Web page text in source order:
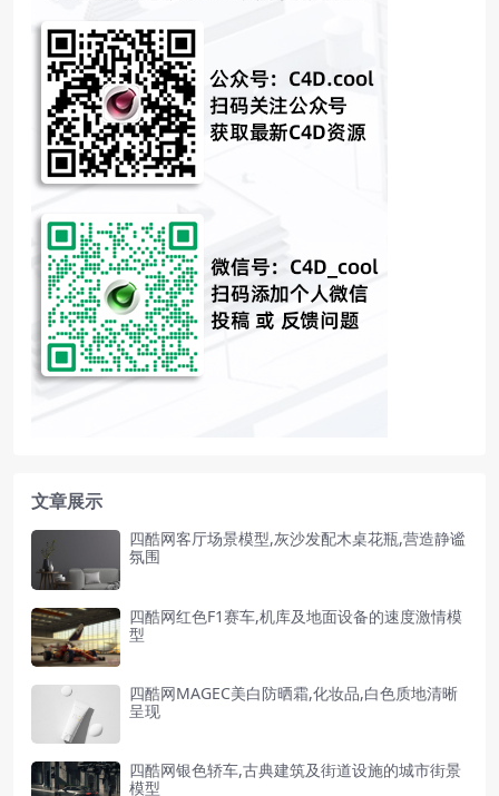
文章展示
四酷网客厅场景模型,灰沙发配木桌花瓶,营造静谧
氛围
四酷网红色F1赛车,机库及地面设备的速度激情模
型
四酷网MAGEC美白防晒霜,化妆品,白色质地清晰
呈现
四酷网银色轿车,古典建筑及街道设施的城市街景
模型